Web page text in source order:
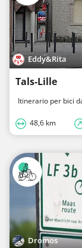
Eddy&Rita
Tals-Lille
Itinerario per bici
48,6 km
Dromos